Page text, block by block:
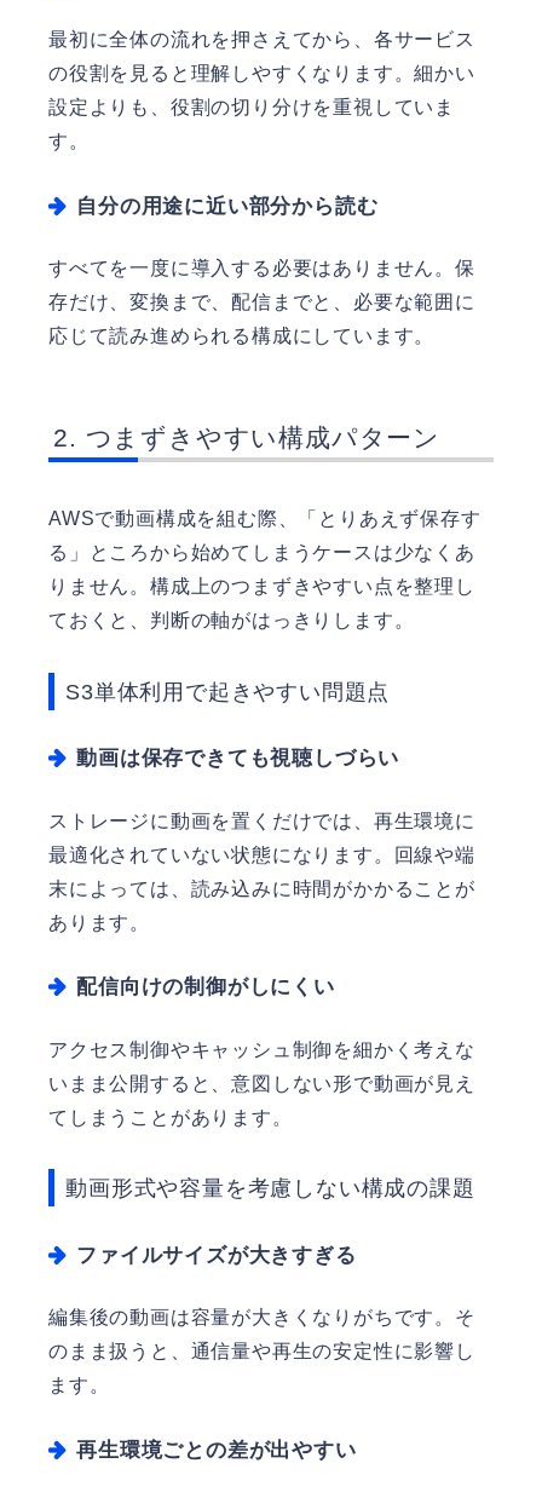
最初に全体の流れを押さえてから、各サービス
の役割を見ると理解しやすくなります。細かい
設定よりも、役割の切り分けを重視していま
す。
自分の用途に近い部分から読む
すべてを一度に導入する必要はありません。保
存だけ、変換まで、配信までと、必要な範囲に
応じて読み進められる構成にしています。
つまずきやすい構成パターン
AWSで動画構成を組む際、「とりあえず保存す
る」ところから始めてしまうケースは少なくあ
りません。構成上のつまずきやすい点を整理し
ておくと、判断の軸がはっきりします。
S3単体利用で起きやすい問題点
動画は保存できても視聴しづらい
ストレージに動画を置くだけでは、再生環境に
最適化されていない状態になります。回線や端
末によっては、読み込みに時間がかかることが
あります。
配信向けの制御がしにくい
アクセス制御やキャッシュ制御を細かく考えな
いまま公開すると、意図しない形で動画が見え
てしまうことがあります。
動画形式や容量を考慮しない構成の課題
ファイルサイズが大きすぎる
編集後の動画は容量が大きくなりがちです。そ
のまま扱うと、通信量や再生の安定性に影響し
ます。
再生環境ごとの差が出やすい